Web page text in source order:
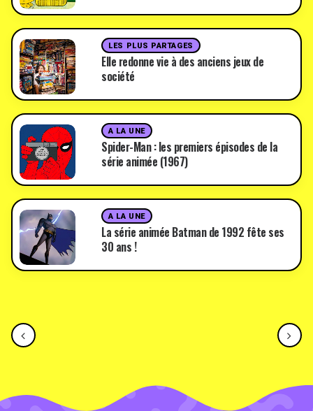
LES PLUS PARTAGES
Elle redonne vie à des anciens jeux de
société
A LA UNE
Spider-Man : les premiers épisodes de la
série animée (1967)
A LA UNE
La série animée Batman de 1992 fête ses
30 ans !